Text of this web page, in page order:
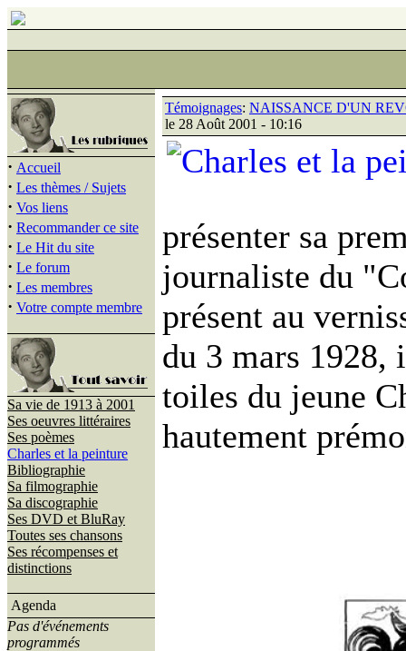
· Accueil
· Les thèmes / Sujets
· Vos liens
· Recommander ce site
· Le Hit du site
· Le forum
· Les membres
· Votre compte membre
Sa vie de 1913 à 2001
Ses oeuvres littéraires
Ses poèmes
Charles et la peinture
Bibliographie
Sa filmographie
Sa discographie
Ses DVD et BluRay
Toutes ses chansons
Ses récompenses et
distinctions
Agenda
Pas d'événements
programmés
Témoignages: NAISSANCE D'UN
le 28 Août 2001 - 10:16
présenter sa
journaliste du
présent au
du 3 mars 1928,
toiles du jeune
hautement